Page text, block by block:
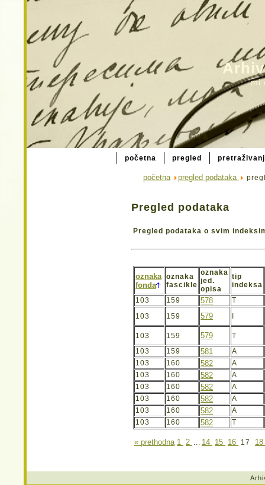
mi
početna pregled
početna pregled podataka
Pregled podataka
Pregled podataka o svim
oznaka
fonda
oznaka
fascikle
oznaka
jed.
opisa
tip
indeksa
103
159 578
T
103
159 579 I
103 159 579
T
103
159 581
A
103
160 582
A
103
160 582
A
103
160 582
A
103
160 582
A
103
160 582
A
103
160 582 T
« prethodna 1 2 14 15 16 17 18